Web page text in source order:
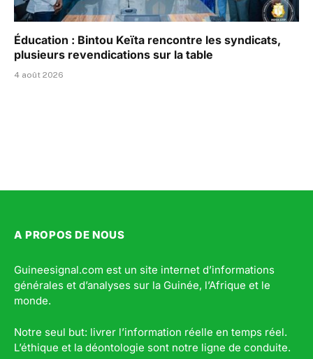
Éducation : Bintou Keïta rencontre les syndicats,
plusieurs revendications sur la table
4 août 2026
A PROPOS DE NOUS
Guineesignal.com est un site internet d’informations
générales et d’analyses sur la Guinée, l’Afrique et le
monde.
Notre seul but: livrer l’information réelle en temps réel.
L’éthique et la déontologie sont notre ligne de conduite.